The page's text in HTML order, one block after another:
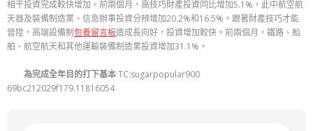
相干投資完成較快增加。前兩個月，高技巧財產投資同比增加5.1%，此中航空航
天器及裝備制造業、信息辦事投資分辨增加20.2%和16.5%。跟著財產技巧才能
晉陞，高端設備制包養留言板造成長向好，投資增加較快。前兩個月，鐵路、船
舶、航空航天和其他運輸裝備制造業投資增加31.1%。
為完成全年目的打下基本TC:sugarpopular900
69bc212029f179.11816054